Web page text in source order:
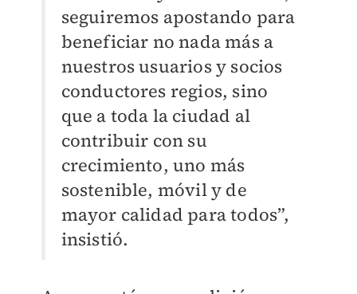
seguiremos apostando para
beneficiar no nada más a
nuestros usuarios y socios
conductores regios, sino
que a toda la ciudad al
contribuir con su
crecimiento, uno más
sostenible, móvil y de
mayor calidad para todos”,
insistió.